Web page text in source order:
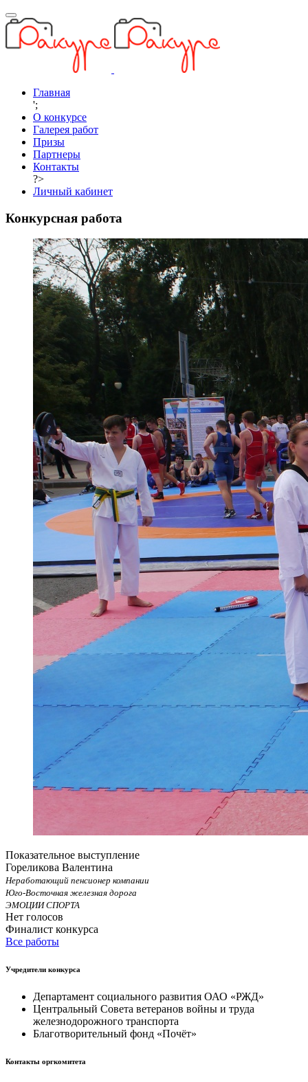
Главная
';
О конкурсе
Галерея работ
Призы
Партнеры
Контакты
?>
Личный кабинет
Конкурсная работа
Показательное выступление
Гореликова Валентина
Неработающий пенсионер компании
Юго-Восточная железная дорога
ЭМОЦИИ СПОРТА
Нет голосов
Финалист конкурса
Все работы
Учредители конкурса
Департамент социального развития ОАО «РЖД»
Центральный Совета ветеранов войны и труда
железнодорожного транспорта
Благотворительный фонд «Почёт»
Контакты оргкомитета